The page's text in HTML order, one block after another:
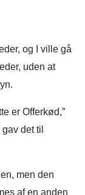
og I ville gå
uden at
er Offerkød,”
det til
men den
af en anden